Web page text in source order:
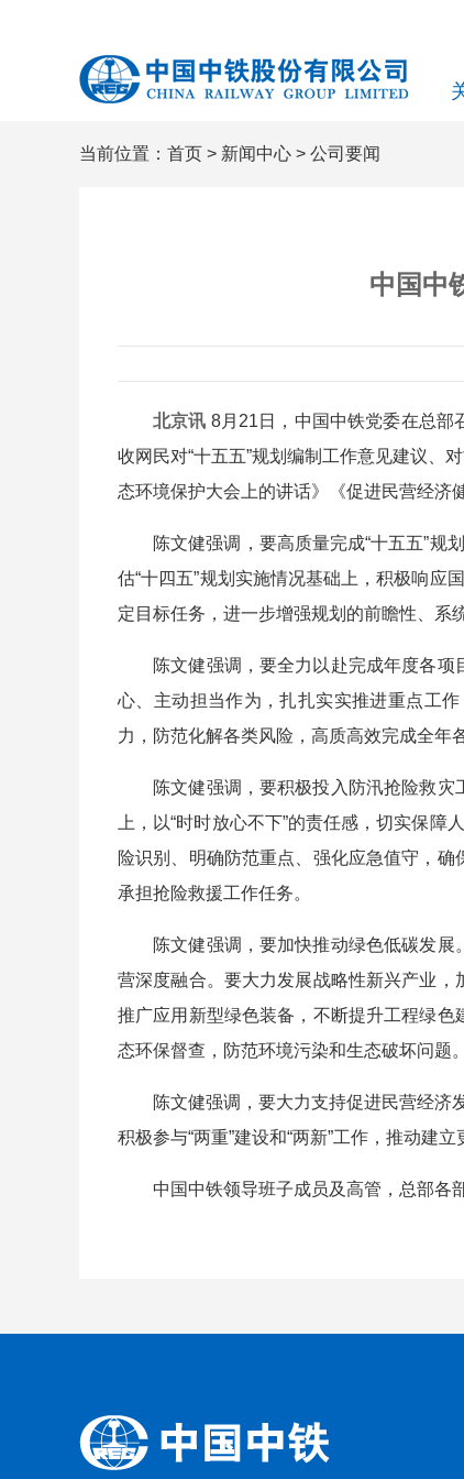
当前位置： 首页 > 新闻中心 > 公司要闻
中国中
北京讯 8月21日，中国中铁党委在总部
收网民对“十五五”规划编制工作意见建议、
态环境保护大会上的讲话》《促进民营经济
陈文健强调，要高质量完成“十五五”规划
估“十四五”规划实施情况基础上，积极响应
定目标任务，进一步增强规划的前瞻性、系
陈文健强调，要全力以赴完成年度各项
心、主动担当作为，扎扎实实推进重点工
力，防范化解各类风险，高质高效完成全年
陈文健强调，要积极投入防汛抢险救灾工
上，以“时时放心不下”的责任感，切实保
险识别、明确防范重点、强化应急值守，
承担抢险救援工作任务。
陈文健强调，要加快推动绿色低碳发展
营深度融合。要大力发展战略性新兴产业，
推广应用新型绿色装备，不断提升工程绿
态环保督查，防范环境污染和生态破坏问题。
陈文健强调，要大力支持促进民营经济发
积极参与“两重”建设和“两新”工作，推动建
中国中铁领导班子成员及高管，总部各